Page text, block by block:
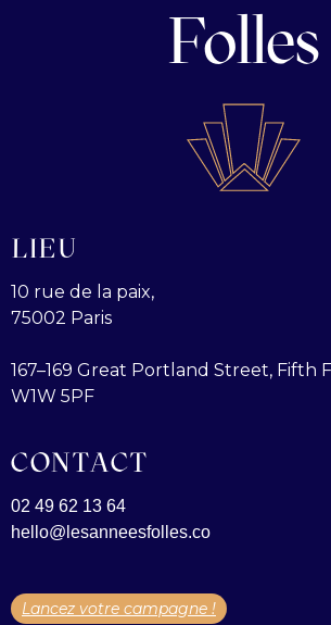
Folles
LIEU
10 rue de la paix,
75002 Paris
167–169 Great Portland Street, Fifth
W1W 5PF
CONTACT
02 49 62 13 64
hello@lesanneesfolles.co
Lancez votre campagne !